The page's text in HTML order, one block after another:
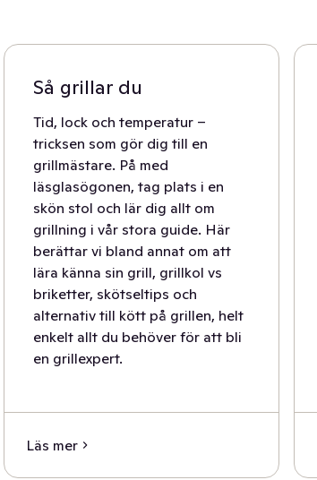
Så grillar du
Tid, lock och temperatur –
tricksen som gör dig till en
grillmästare. På med
läsglasögonen, tag plats i en
skön stol och lär dig allt om
grillning i vår stora guide. Här
berättar vi bland annat om att
lära känna sin grill, grillkol vs
briketter, skötseltips och
alternativ till kött på grillen, helt
enkelt allt du behöver för att bli
en grillexpert.
Läs mer